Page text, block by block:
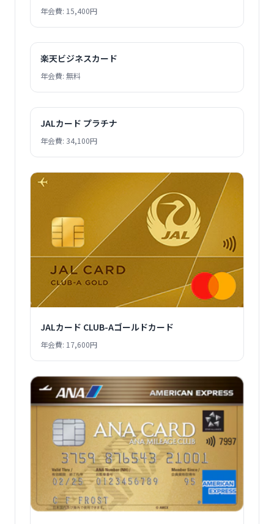
年会費: 15,400円
楽天ビジネスカード
年会費: 無料
JALカード プラチナ
年会費: 34,100円
JALカード CLUB-Aゴールドカード
年会費: 17,600円